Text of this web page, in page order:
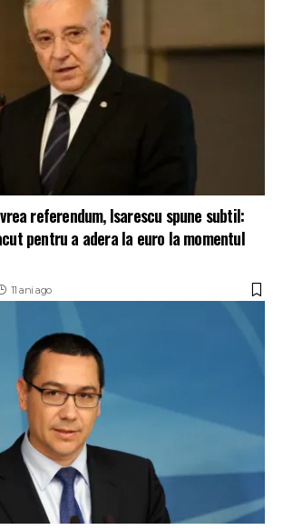
referendum, Isarescu spune subtil:
pentru a adera la euro la momentul
11 ani ago